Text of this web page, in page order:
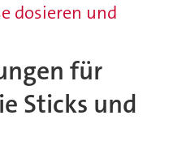
dosieren und
für
Sticks und